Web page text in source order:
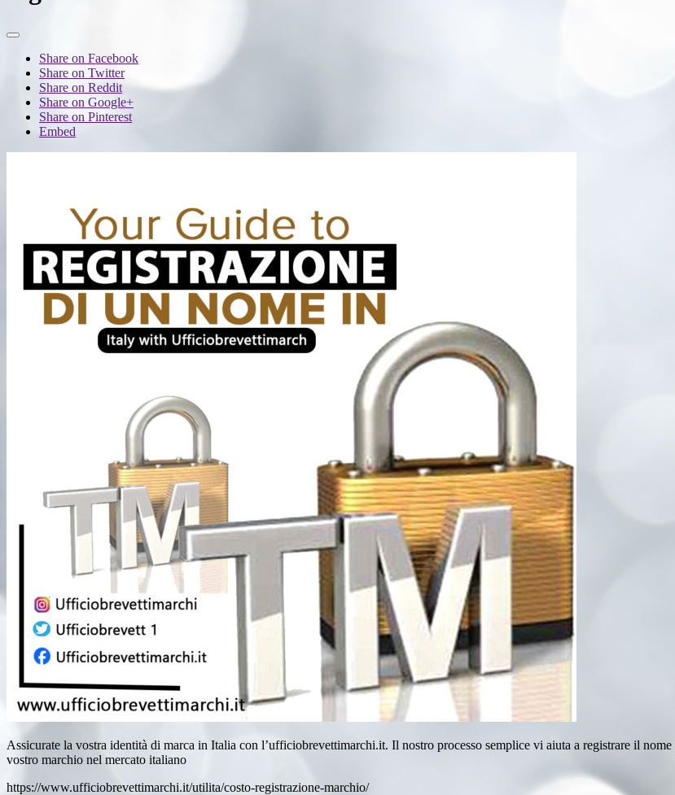
Share on Facebook
Share on Twitter
Share on Reddit
Share on Google+
Share on Pinterest
Embed
Assicurate la vostra identità di marca in Italia con l’ufficiobrevettimarchi.it. Il nostro processo semplice vi aiuta a registrare il
vostro marchio nel mercato italiano
https://www.ufficiobrevettimarchi.it/utilita/costo-registrazione-marchio/